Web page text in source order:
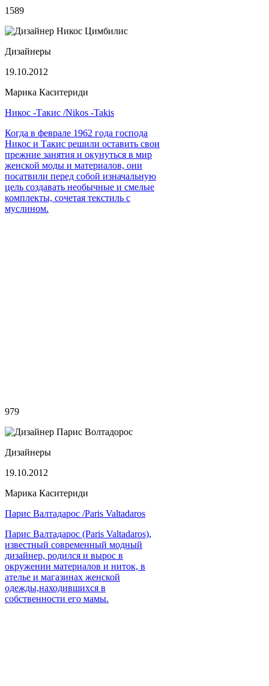
1589
Дизайнеры
19.10.2012
Марика Каситериди
Никос -Такис /Nikos -Takis
Когда в феврале 1962 года господа
Никос и Такис решили оставить свои
прежние занятия и окунуться в мир
женской моды и материалов, они
посатвили перед собой изначальную
цель создавать необычные и смелые
комплекты, сочетая текстиль с
муслином.
979
Дизайнеры
19.10.2012
Марика Каситериди
Парис Валтадарос /Paris Valtadaros
Парис Валтадарос (Paris Valtadaros),
известный современный модный
дизайнер, родился и вырос в
окружении материалов и ниток, в
ателье и магазинах женской
одежды,находившихся в
собственности его мамы.